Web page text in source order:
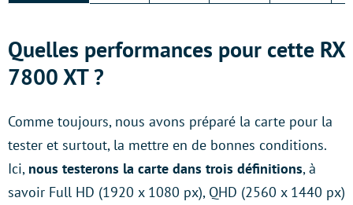
Quelles performances pour cette RX
7800 XT ?
Comme toujours, nous avons préparé la carte pour la
tester et surtout, la mettre en de bonnes conditions.
Ici, nous testerons la carte dans trois définitions, à
savoir Full HD (1920 x 1080 px), QHD (2560 x 1440 px)